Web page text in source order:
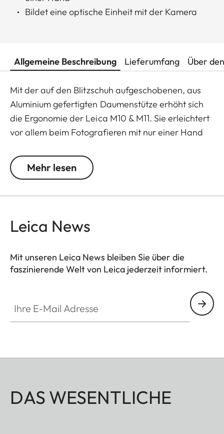
Bildet eine optische Einheit mit der Kamera
Allgemeine Beschreibung Lieferumfang Über
Mit der auf den Blitzschuh aufgeschobenen, aus
Aluminium gefertigten Daumenstütze erhöht sich
die Ergonomie der Leica M10 & M11. Sie erleichtert
vor allem beim Fotografieren mit nur einer Hand
längere Belichtungszeiten. Dabei bildet die Stütze
aufgrund ihres Designs eine optische Einheit mit
Mehr lesen
Leica News
Mit unseren Leica News bleiben Sie über die
faszinierende Welt von Leica jederzeit informiert.
DAS WESENTLICHE